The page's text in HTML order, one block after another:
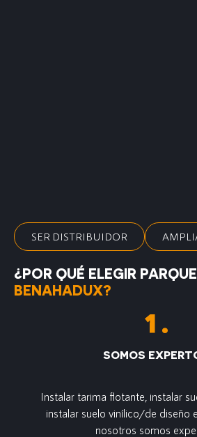
SER DISTRIBUIDOR
¿POR QUÉ ELEGIR
BENAHADUX?
SOMOS
Instalar tarima flotante, instalar
instalar suelo vinílico/de diseño
nosotros somos